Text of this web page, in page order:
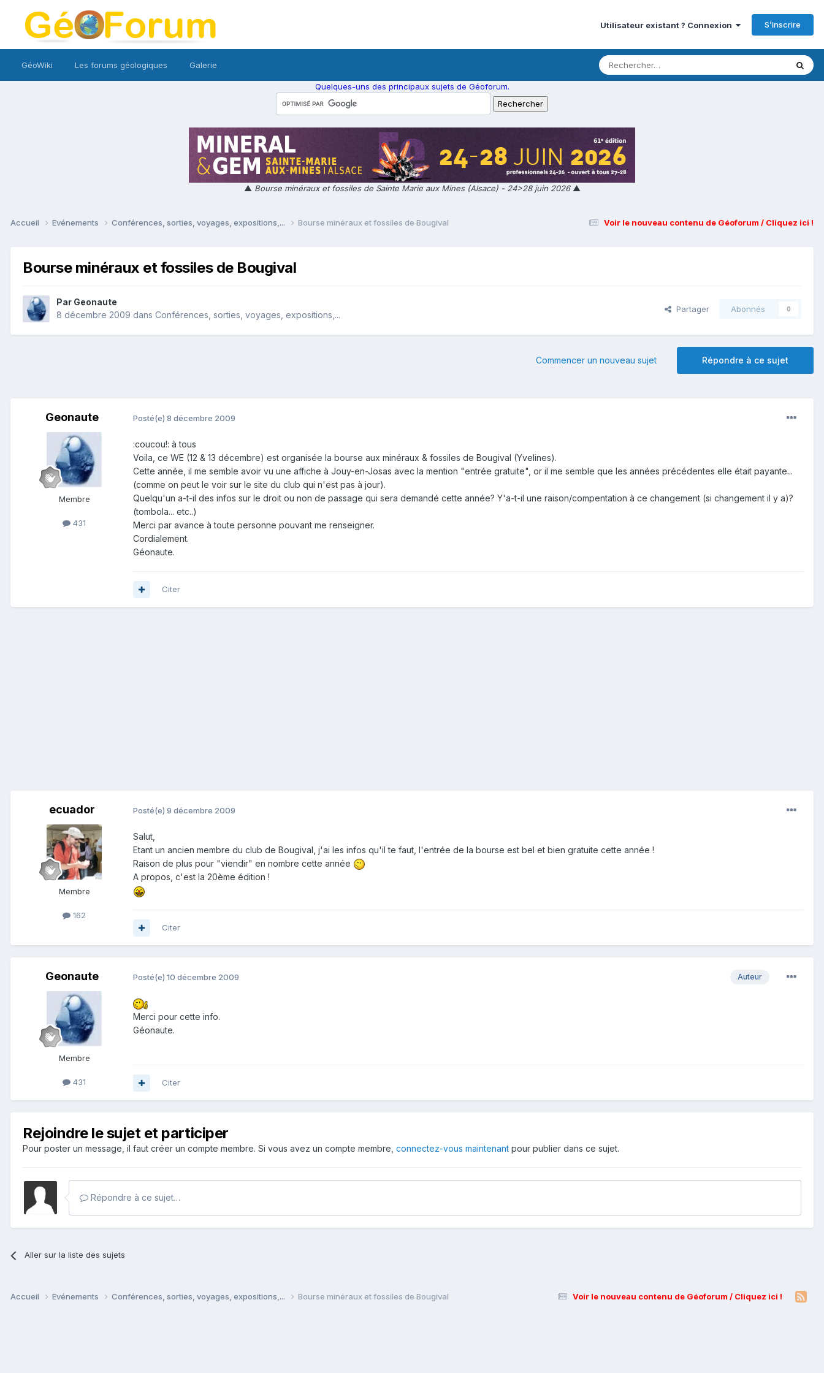
Utilisateur existant ? Connexion S’inscrire
GéoWiki Les forums géologiques Galerie
Quelques-uns des principaux sujets de Géoforum.
▲ Bourse minéraux et fossiles de Sainte Marie aux Mines (Alsace) - 24>28 juin 2026▲
Voir le nouveau contenu de Géoforum / Cliquez ici !
Accueil Evénements Conférences, sorties, voyages, expositions,... Bourse minéraux et fossiles de Bougival
Bourse minéraux et fossiles de Bougival
Par Geonaute
8 décembre 2009 dans Conférences, sorties, voyages, expositions,...
Partager Abonnés 0
Répondre à ce sujet
Commencer un nouveau sujet
Geonaute
Membre
431
Posté(e) 8 décembre 2009
:coucou!: à tous
Voila, ce WE (12 & 13 décembre) est organisée la bourse aux minéraux & fossiles de Bougival (Yvelines).
Cette année, il me semble avoir vu une affiche à Jouy-en-Josas avec la mention "entrée gratuite", or il me semble que les années précédentes elle était payante...
(comme on peut le voir sur le site du club qui n'est pas à jour).
Quelqu'un a-t-il des infos sur le droit ou non de passage qui sera demandé cette année? Y'a-t-il une raison/compentation à ce changement (si changement il y a)?
(tombola... etc..)
Merci par avance à toute personne pouvant me renseigner.
Cordialement.
Géonaute.
Citer
ecuador
Membre
162
Posté(e) 9 décembre 2009
Salut,
Etant un ancien membre du club de Bougival, j'ai les infos qu'il te faut, l'entrée de la bourse est bel et bien gratuite cette année !
Raison de plus pour "viendir" en nombre cette année
A propos, c'est la 20ème édition !
Citer
Geonaute
Membre
431
Auteur
Posté(e) 10 décembre 2009
Merci pour cette info.
Géonaute.
Citer
Rejoindre le sujet et participer
Pour poster un message, il faut créer un compte membre. Si vous avez un compte membre, connectez-vous maintenant pour publier dans ce sujet.
Répondre à ce sujet…
Aller sur la liste des sujets
Voir le nouveau contenu de Géoforum / Cliquez ici !
Accueil Evénements Conférences, sorties, voyages, expositions,... Bourse minéraux et fossiles de Bougival